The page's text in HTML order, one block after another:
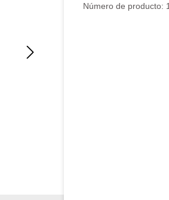
Número de producto: